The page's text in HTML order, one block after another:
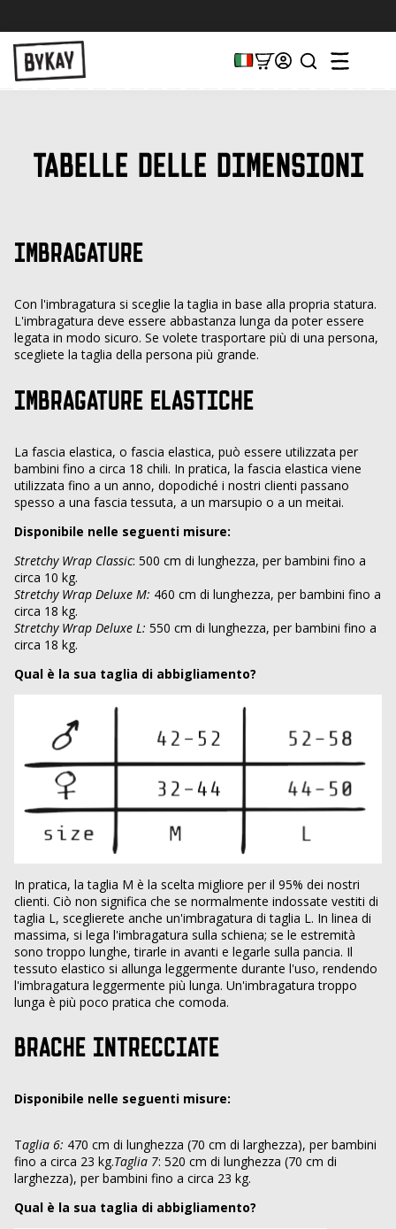
TABELLE DELLE DIMENSIONI
IMBRAGATURE
Con l'imbragatura si sceglie la taglia in base alla propria statura.
L'imbragatura deve essere abbastanza lunga da poter essere
legata in modo sicuro. Se volete trasportare più di una persona,
scegliete la taglia della persona più grande.
IMBRAGATURE ELASTICHE
La fascia elastica, o fascia elastica, può essere utilizzata per
bambini fino a circa 18 chili. In pratica, la fascia elastica viene
utilizzata fino a un anno, dopodiché i nostri clienti passano
spesso a una fascia tessuta, a un marsupio o a un meitai.
Disponibile nelle seguenti misure:
Stretchy Wrap Classic: 500 cm di lunghezza, per bambini fino a
circa 10 kg.
Stretchy Wrap Deluxe M: 460 cm di lunghezza, per bambini fino a
circa 18 kg.
Stretchy Wrap Deluxe L: 550 cm di lunghezza, per bambini fino a
circa 18 kg.
Qual è la sua taglia di abbigliamento?
In pratica, la taglia M è la scelta migliore per il 95% dei nostri
clienti. Ciò non significa che se normalmente indossate vestiti di
taglia L, sceglierete anche un'imbragatura di taglia L. In linea di
massima, si lega l'imbragatura sulla schiena; se le estremità
sono troppo lunghe, tirarle in avanti e legarle sulla pancia. Il
tessuto elastico si allunga leggermente durante l'uso, rendendo
l'imbragatura leggermente più lunga. Un'imbragatura troppo
lunga è più poco pratica che comoda.
BRACHE INTRECCIATE
Disponibile nelle seguenti misure:
Taglia 6: 470 cm di lunghezza (70 cm di larghezza), per bambini
fino a circa 23 kg.Taglia 7: 520 cm di lunghezza (70 cm di
larghezza), per bambini fino a circa 23 kg.
Qual è la sua taglia di abbigliamento?